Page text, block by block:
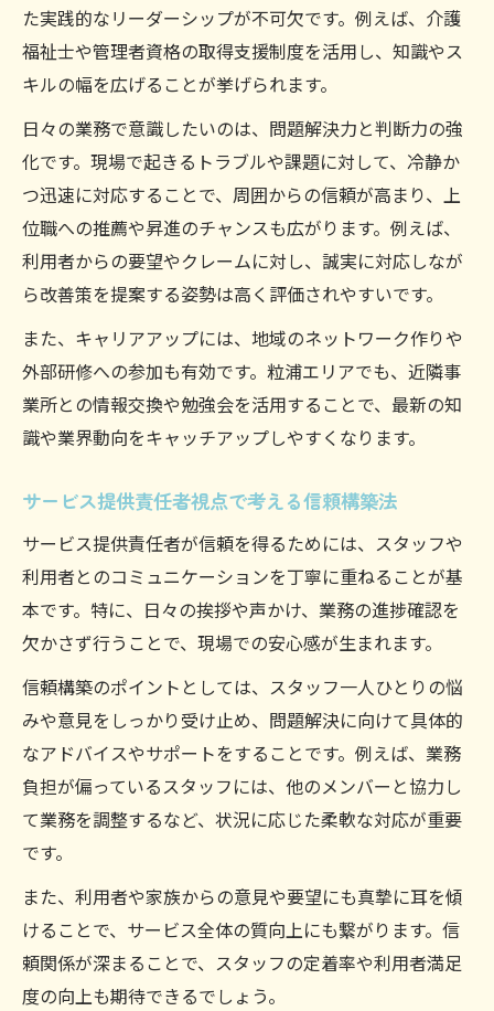
た実践的なリーダーシップが不可欠です。例えば、介護
福祉士や管理者資格の取得支援制度を活用し、知識やス
キルの幅を広げることが挙げられます。
日々の業務で意識したいのは、問題解決力と判断力の強
化です。現場で起きるトラブルや課題に対して、冷静か
つ迅速に対応することで、周囲からの信頼が高まり、上
位職への推薦や昇進のチャンスも広がります。例えば、
利用者からの要望やクレームに対し、誠実に対応しなが
ら改善策を提案する姿勢は高く評価されやすいです。
また、キャリアアップには、地域のネットワーク作りや
外部研修への参加も有効です。粒浦エリアでも、近隣事
業所との情報交換や勉強会を活用することで、最新の知
識や業界動向をキャッチアップしやすくなります。
サービス提供責任者視点で考える信頼構築法
サービス提供責任者が信頼を得るためには、スタッフや
利用者とのコミュニケーションを丁寧に重ねることが基
本です。特に、日々の挨拶や声かけ、業務の進捗確認を
欠かさず行うことで、現場での安心感が生まれます。
信頼構築のポイントとしては、スタッフ一人ひとりの悩
みや意見をしっかり受け止め、問題解決に向けて具体的
なアドバイスやサポートをすることです。例えば、業務
負担が偏っているスタッフには、他のメンバーと協力し
て業務を調整するなど、状況に応じた柔軟な対応が重要
です。
また、利用者や家族からの意見や要望にも真摯に耳を傾
けることで、サービス全体の質向上にも繋がります。信
頼関係が深まることで、スタッフの定着率や利用者満足
度の向上も期待できるでしょう。